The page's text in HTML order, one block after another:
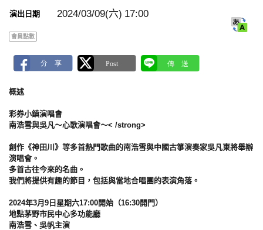
a
r
k
演出日期 2024/03/09(六) 17:00
會員點數
概述
彩券小鎮演唱會
南浩雪與吳凡～心歌演唱會～< /strong>
創作《神田川》等多首熱門歌曲的南浩雪與中國古箏演奏家吳凡東將舉辦
演唱會。
多首古往今來的名曲。
我們將提供有趣的節目，包括與當地合唱團的表演角落。
2024年3月9日星期六17:00開始（16:30開門）
地點茅野市民中心多功能廳
南浩雪、吳帆主演